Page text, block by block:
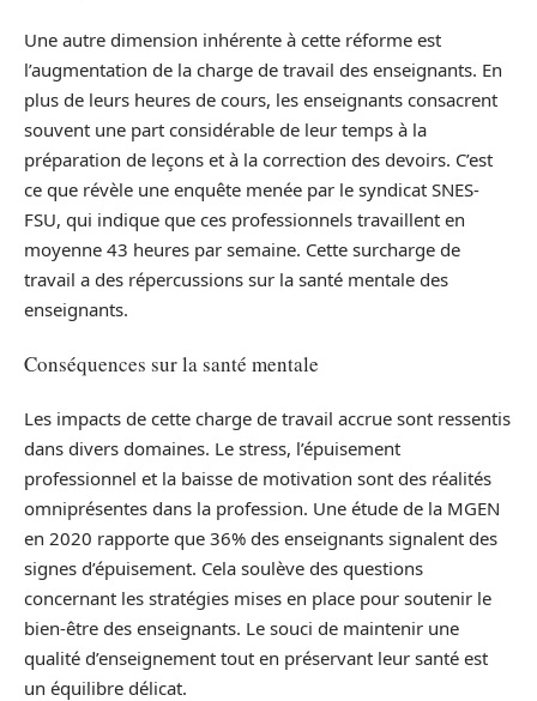
Une autre dimension inhérente à cette réforme est
l’augmentation de la charge de travail des enseignants. En
plus de leurs heures de cours, les enseignants consacrent
souvent une part considérable de leur temps à la
préparation de leçons et à la correction des devoirs. C’est
ce que révèle une enquête menée par le syndicat SNES-
FSU, qui indique que ces professionnels travaillent en
moyenne 43 heures par semaine. Cette surcharge de
travail a des répercussions sur la santé mentale des
enseignants.
Conséquences sur la santé mentale
Les impacts de cette charge de travail accrue sont ressentis
dans divers domaines. Le stress, l’épuisement
professionnel et la baisse de motivation sont des réalités
omniprésentes dans la profession. Une étude de la MGEN
en 2020 rapporte que 36% des enseignants signalent des
signes d’épuisement. Cela soulève des questions
concernant les stratégies mises en place pour soutenir le
bien-être des enseignants. Le souci de maintenir une
qualité d’enseignement tout en préservant leur santé est
un équilibre délicat.